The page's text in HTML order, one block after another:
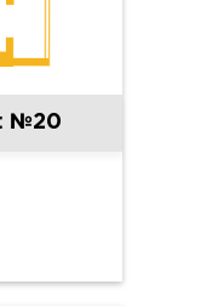
№20